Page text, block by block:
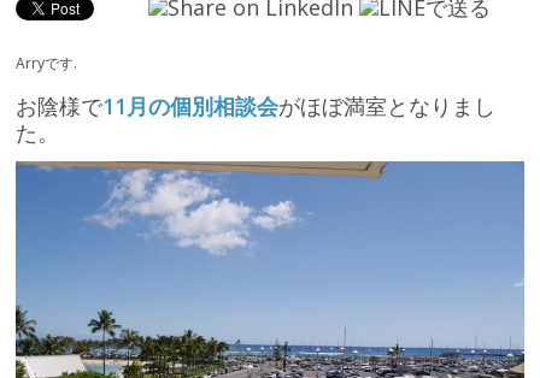
Arryです.
お陰様で11月の個別相談会がほぼ満室となりまし
た。